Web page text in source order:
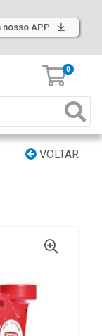
nosso APP
0
VOLTAR